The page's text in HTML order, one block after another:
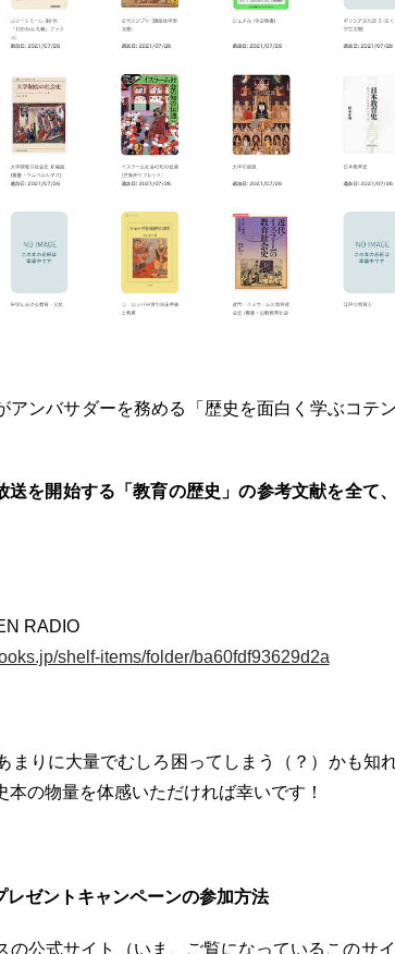
アンバサダーを務める「歴史を面白く学ぶコテ
送を開始する「教育の歴史」の参考文献を全て
RADIO
shelf-items/folder/ba60fdf93629d2a
まりに大量でむしろ困ってしまう（？）かも知
本の物量を体感いただければ幸いです！
レゼントキャンペーンの参加方法
の公式サイト（いま、ご覧になっているこのサ